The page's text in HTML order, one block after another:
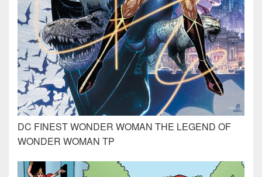
DC FINEST WONDER WOMAN THE LEGEND OF
WONDER WOMAN TP